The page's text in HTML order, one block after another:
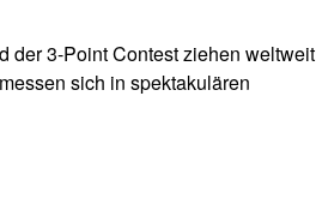
der 3-Point Contest ziehen weltweit
sich in spektakulären